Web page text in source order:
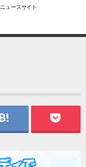
ュースサイト